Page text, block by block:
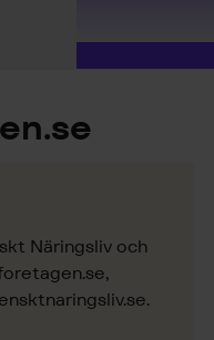
Näringsliv och